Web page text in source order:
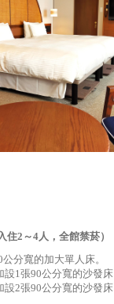
住2～4人，全館禁菸）
分寬的加大單人床。
1張90公分寬的沙發床
2張90公分寬的沙發床